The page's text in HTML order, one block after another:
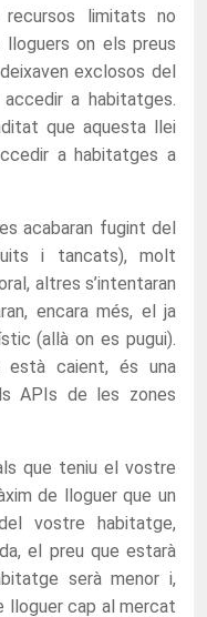
limitats no
lloguers on els preus
exclosos del
a habitatges.
que aquesta llei
a habitatges a
acabaran fugint del
i tancats), molt
altres s’intentaran
encara més, el ja
(allà on es pugui).
està caient, és una
APIs de les zones
que teniu el vostre
de lloguer que un
vostre habitatge,
el preu que estarà
serà menor i,
lloguer cap al mercat